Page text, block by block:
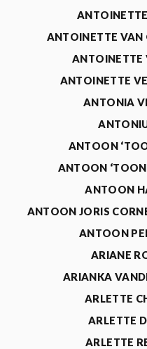
ANTOINETTE VAN
ANTOINETTE
ANTOINETTE
ANTONIA
ANTOON
ANTOON
ANTOON
ANTOON JORIS
ANTOON
ARIANE
ARIANKA
ARLETTE
ARLETTE
ARLETTE